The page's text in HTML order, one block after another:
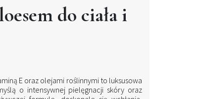
do ciała i
E oraz olejami roślinnymi to luksusowa
o intensywnej pielęgnacji skóry oraz